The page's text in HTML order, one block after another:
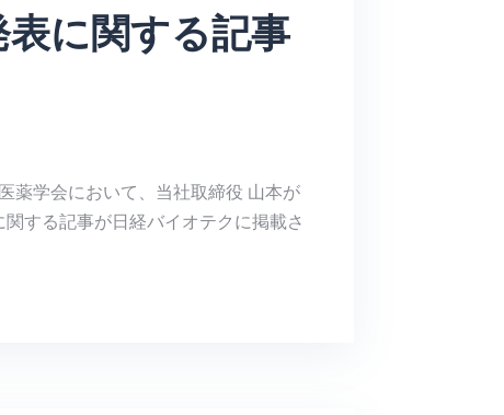
に関する記事
薬学会において、当社取締役 山本が
する記事が日経バイオテクに掲載さ